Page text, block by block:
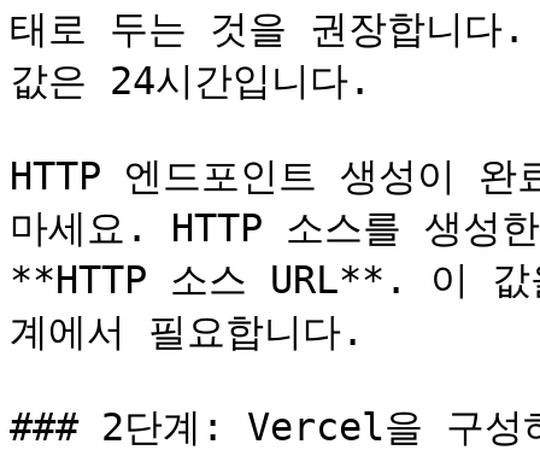
태로 두는 것을 권장합니다
값은 24시간입니다.
HTTP 엔드포인트 생성이
마세요. HTTP 소스를 생성
**HTTP 소스 URL**. 이 값
계에서 필요합니다.
### 2단계: Vercel을 구성